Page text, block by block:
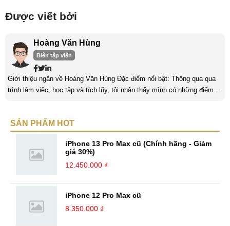
Được viết bởi
Hoàng Văn Hùng
Biên tập viên
Giới thiệu ngắn về Hoàng Văn Hùng Đặc điểm nổi bật: Thông qua qua
trình làm việc, học tập và tích lũy, tôi nhận thấy mình có những điểm
năng làm việc độc lập, làm việc nhóm tốt. Yêu thích chạy bộ, nghe
SẢN PHẨM HOT
iPhone 13 Pro Max cũ (Chính hãng - Giảm
giá 30%)
12.450.000 ₫
iPhone 12 Pro Max cũ
8.350.000 ₫